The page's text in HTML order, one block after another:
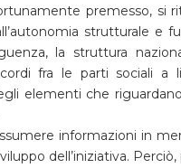
premesso, si
strutturale e
la struttura
fra le parti sociali a
elementi che
informazioni in
dell’iniziativa.